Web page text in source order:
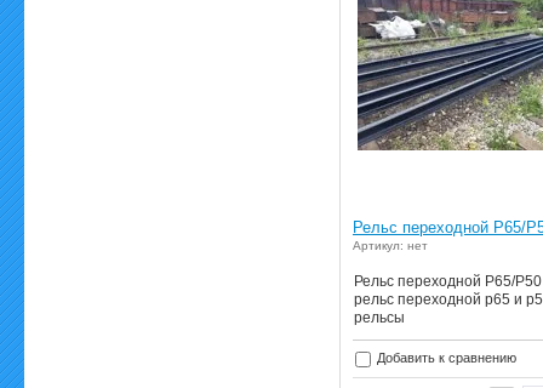
Рельс переходной Р65/
Артикул: нет
Рельс переходной Р65/
рельс переходной р65 и
рельсы
Добавить к сравнению